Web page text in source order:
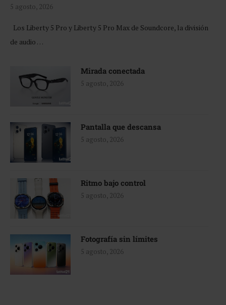
5 agosto, 2026
Los Liberty 5 Pro y Liberty 5 Pro Max de Soundcore, la división
de audio …
Mirada conectada
5 agosto, 2026
Pantalla que descansa
5 agosto, 2026
Ritmo bajo control
5 agosto, 2026
Fotografía sin límites
5 agosto, 2026